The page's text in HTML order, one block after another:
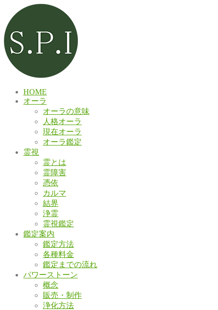
HOME
オーラ
オーラの意味
人格オーラ
現在オーラ
オーラ鑑定
霊視
霊とは
霊障害
憑依
カルマ
結界
浄霊
霊視鑑定
鑑定案内
鑑定方法
各種料金
鑑定までの流れ
パワーストーン
概念
販売・制作
浄化方法